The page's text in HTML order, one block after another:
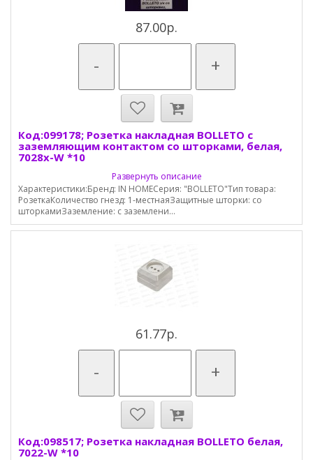
87.00р.
- +
Код:099178; Розетка накладная BOLLETO с
заземляющим контактом со шторками, белая,
7028x-W *10
Развернуть описание
Характеристики:Бренд: IN HOMEСерия: "BOLLETO"Тип товара:
РозеткаКоличество гнезд: 1-местнаяЗащитные шторки: со
шторкамиЗаземление: с заземлени...
61.77р.
- +
Код:098517; Розетка накладная BOLLETO белая,
7022-W *10